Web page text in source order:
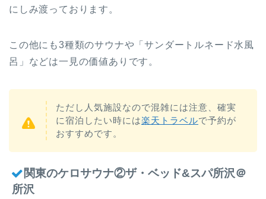
にしみ渡っております。
この他にも3種類のサウナや「サンダートルネード水風
呂」などは一見の価値ありです。
ただし人気施設なので混雑には注意、確実
に宿泊したい時には楽天トラベルで予約が
おすすめです。
関東のケロサウナ②ザ・ベッド&スパ所沢＠
所沢